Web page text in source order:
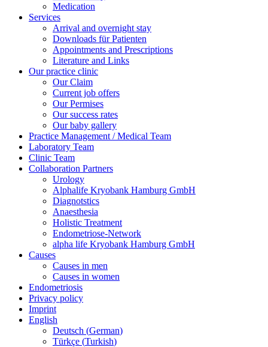
Medication
Services
Arrival and overnight stay
Downloads für Patienten
Appointments and Prescriptions
Literature and Links
Our practice clinic
Our Claim
Current job offers
Our Permises
Our success rates
Our baby gallery
Practice Management / Medical Team
Laboratory Team
Clinic Team
Collaboration Partners
Urology
Alphalife Kryobank Hamburg GmbH
Diagnotstics
Anaesthesia
Holistic Treatment
Endometriose-Network
alpha life Kryobank Hamburg GmbH
Causes
Causes in men
Causes in women
Endometriosis
Privacy policy
Imprint
English
Deutsch (German)
Türkçe (Turkish)